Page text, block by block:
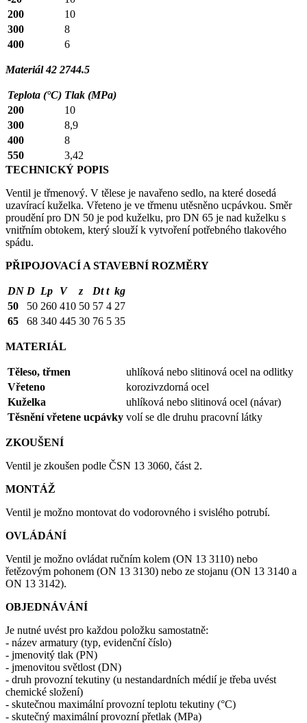
200
10
300
8
400
6
Materiál 42 2744.5
Teplota (°C) Tlak (MPa)
200
10
300
8,9
400
8
550
3,42
TECHNICKÝ POPIS
Ventil je třmenový. V tělese je navařeno sedlo, na které dosedá
uzavírací kuželka. Vřeteno je ve třmenu utěsněno ucpávkou. Směr
proudění pro DN 50 je pod kuželku, pro DN 65 je nad kuželku s
vnitřním obtokem, který slouží k vytvoření potřebného tlakového
spádu.
PŘIPOJOVACÍ A STAVEBNÍ ROZMĚRY
DN D Lp V z Dt t kg
50
50 260 410 50 57 4 27
65
68 340 445 30 76 5 35
MATERIÁL
Těleso, třmen
uhlíková nebo slitinová ocel na odlitky
Vřeteno
korozivzdorná ocel
Kuželka
uhlíková nebo slitinová ocel (návar)
Těsnění vřetene ucpávky volí se dle druhu pracovní látky
ZKOUŠENÍ
Ventil je zkoušen podle ČSN 13 3060, část 2.
MONTÁŽ
Ventil je možno montovat do vodorovného i svislého potrubí.
OVLÁDÁNÍ
Ventil je možno ovládat ručním kolem (ON 13 3110) nebo
řetězovým pohonem (ON 13 3130) nebo ze stojanu (ON 13 3140 a
ON 13 3142).
OBJEDNÁVÁNÍ
Je nutné uvést pro každou položku samostatně:
- název armatury (typ, evidenční číslo)
- jmenovitý tlak (PN)
- jmenovitou světlost (DN)
- druh provozní tekutiny (u nestandardních médií je třeba uvést
chemické složení)
- skutečnou maximální provozní teplotu tekutiny (°C)
- skutečný maximální provozní přetlak (MPa)